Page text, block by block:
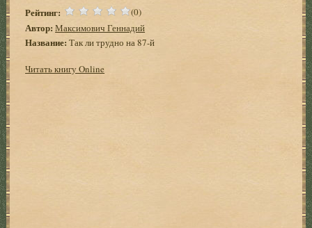
Рейтинг: (0)
Автор: Максимович Геннадий
Название: Так ли трудно на 87-й
Читать книгу Online